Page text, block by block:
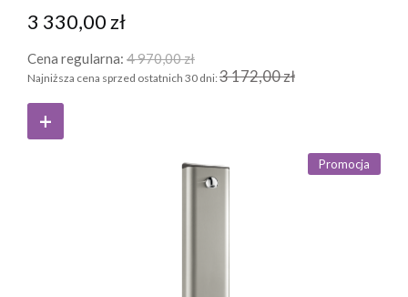
3 330,00 zł
Cena regularna: 4 970,00 zł
Najniższa cena sprzed ostatnich 30 dni: 3 172,00 zł
Promocja